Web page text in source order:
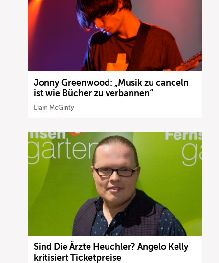
Jonny Greenwood: „Musik zu canceln
ist wie Bücher zu verbannen“
Liam McGinty
Sind Die Ärzte Heuchler? Angelo Kelly
kritisiert Ticketpreise